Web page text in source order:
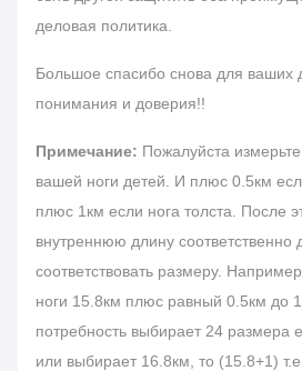
деловая политика.
Большое спасибо снова для ваших
понимания и доверия!!
Примечание: Пожалуйста
вашей ноги детей. И плюс 0.5км
плюс 1км если нога толста. После
внутреннюю длину соответственно
соответствовать размеру.
ноги 15.8км плюс равный 0.5км до
потребность выбирает 24 размера
или выбирает 16.8км, то (15.8+1)